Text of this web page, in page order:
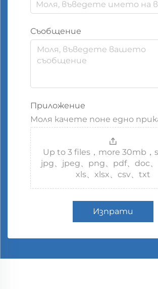
Съобщение
Приложение
Моля качете поне едно
Up to 3 files，more 30mb，
jpg、jpeg、png、pdf、doc、
xls、xlsx、csv、txt
Изпрати